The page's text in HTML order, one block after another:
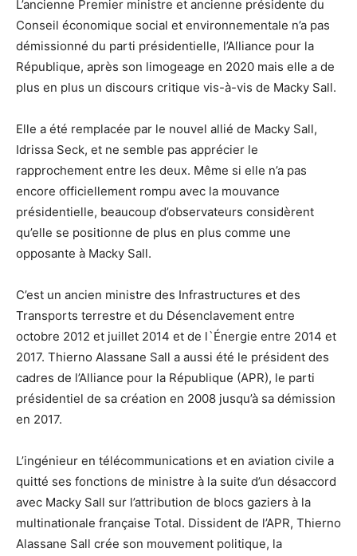
L’ancienne Premier ministre et ancienne présidente du
Conseil économique social et environnementale n’a pas
démissionné du parti présidentielle, l’Alliance pour la
République, après son limogeage en 2020 mais elle a de
plus en plus un discours critique vis-à-vis de Macky Sall.
Elle a été remplacée par le nouvel allié de Macky Sall,
Idrissa Seck, et ne semble pas apprécier le
rapprochement entre les deux. Même si elle n’a pas
encore officiellement rompu avec la mouvance
présidentielle, beaucoup d’observateurs considèrent
qu’elle se positionne de plus en plus comme une
opposante à Macky Sall.
C’est un ancien ministre des Infrastructures et des
Transports terrestre et du Désenclavement entre
octobre 2012 et juillet 2014 et de l`Énergie entre 2014 et
2017. Thierno Alassane Sall a aussi été le président des
cadres de l’Alliance pour la République (APR), le parti
présidentiel de sa création en 2008 jusqu’à sa démission
en 2017.
L’ingénieur en télécommunications et en aviation civile a
quitté ses fonctions de ministre à la suite d’un désaccord
avec Macky Sall sur l’attribution de blocs gaziers à la
multinationale française Total. Dissident de l’APR, Thierno
Alassane Sall crée son mouvement politique, la